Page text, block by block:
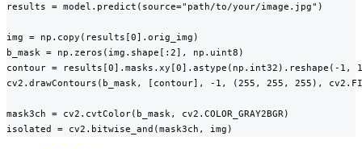
results = model.predict(source="path/to/your/image.jpg")
img = np.copy(results[0].orig_img)
b_mask = np.zeros(img.shape[:2], np.uint8)
contour = results[0].masks.xy[0].astype(np.int32).reshape(-1,
cv2.drawContours(b_mask, [contour], -1, (255, 255, 255),
mask3ch = cv2.cvtColor(b_mask, cv2.COLOR_GRAY2BGR)
isolated = cv2.bitwise_and(mask3ch, img)